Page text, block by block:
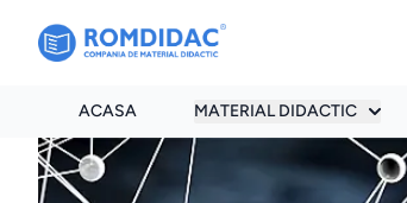
ACASA MATERIAL DIDACTIC